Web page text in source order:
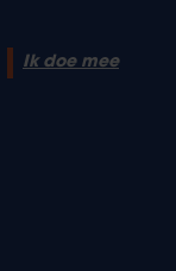
Ik doe mee